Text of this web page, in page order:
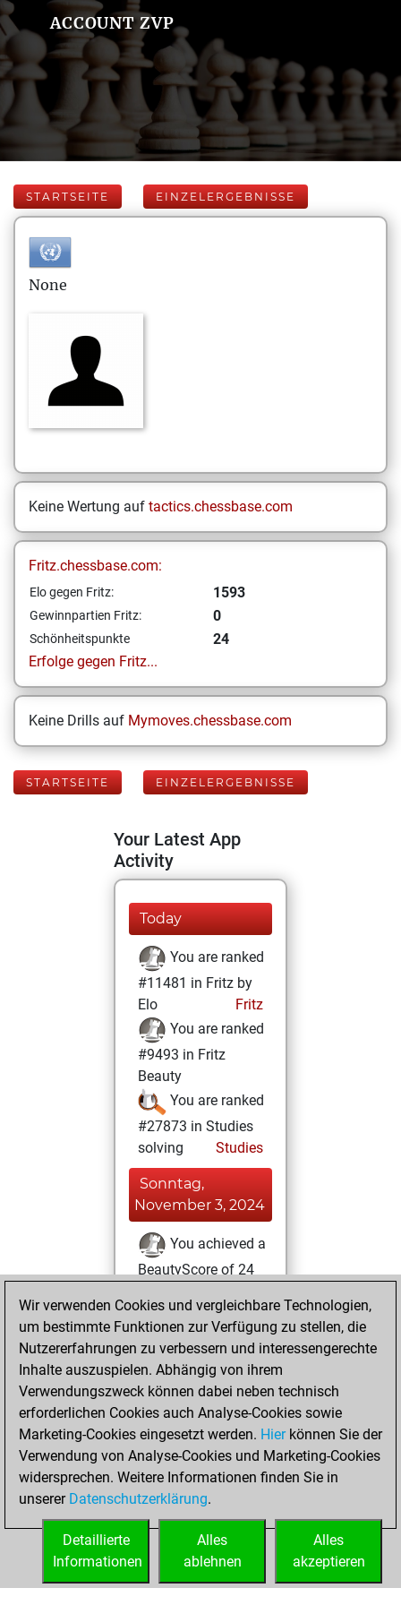
ACCOUNT ZVP
STARTSEITE EINZELERGEBNISSE
None
Keine Wertung auf tactics.chessbase.com
Fritz.chessbase.com:
Elo gegen Fritz: 1593
Gewinnpartien Fritz: 0
Schönheitspunkte
24
Erfolge gegen Fritz...
Keine Drills auf Mymoves.chessbase.com
STARTSEITE EINZELERGEBNISSE
Your Latest App
Activity
Today
You are ranked
#11481 in Fritz by
Elo
Fritz
You are ranked
#9493 in Fritz
Beauty
You are ranked
#27873 in Studies
solving
Studies
Sonntag,
November 3, 2024
You achieved a
BeautyScore of 24
achieved a new Elo
of 1593
Sonntag, Februar
18, 2024
You created
your Fritz account
Fritz
You
account
Studies
Wir verwenden Cookies und vergleichbare Technologien,
um bestimmte Funktionen zur Verfügung zu stellen, die
Nutzererfahrungen zu verbessern und interessengerechte
Inhalte auszuspielen. Abhängig von ihrem
Verwendungszweck können dabei neben technisch
erforderlichen Cookies auch Analyse-Cookies sowie
Marketing-Cookies eingesetzt werden. Hierkönnen Sie der
Verwendung von Analyse-Cookies und Marketing-Cookies
widersprechen. Weitere Informationen finden Sie in
unserer Datenschutzerklärung.
Alles
akzeptieren
Alles
ablehnen
Detaillierte
Informationen